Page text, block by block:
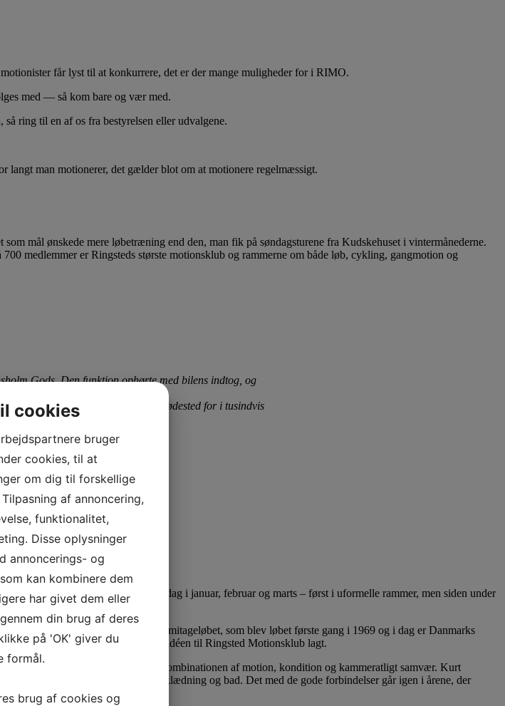
får lyst til at konkurrere, det er der mange muligheder for i RIMO.
med — så kom bare og vær med.
ring til en af os fra bestyrelsen eller udvalgene.
man motionerer, det gælder blot om at motionere regelmæssigt.
mål ønskede mere løbetræning end den, man fik på søndagsturene fra Kudskehuset i vintermånederne.
medlemmer er Ringsteds største motionsklub og rammerne om både løb, cykling, gangmotion og
Gods. Den funktion ophørte med bilens indtog, og
har gennem årene været mødested for i tusindvis
og det trænede man til hver søndag i januar, februar og marts – først i uformelle rammer, men siden under
løb. Målet var at deltage i Eremitageløbet, som blev løbet første gang i 1969 og i dag er Danmarks
i vintermånederne, og dermed var idéen til Ringsted Motionsklub lagt.
et sæt vedtægter med vægten på kombinationen af motion, kondition og kammeratligt samvær. Kurt
for et sted med mulighed for omklædning og bad. Det med de gode forbindelser går igen i årene, der
cookies
bruger
cookies, til at
om dig til forskellige
af annoncering,
funktionalitet,
Disse oplysninger
annoncerings- og
kan kombinere dem
har givet dem eller
din brug af deres
på 'OK' giver du
formål.
brug af cookies og